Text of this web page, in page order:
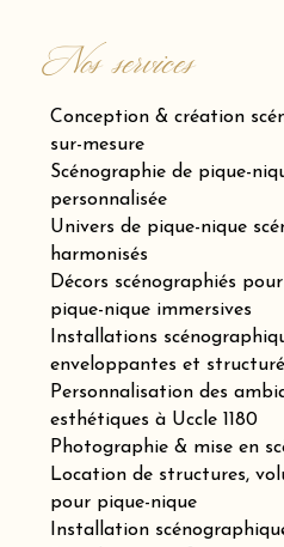
Nos services
Conception & création
sur-mesure
Scénographie de pique-
personnalisée
Univers de pique-nique
harmonisés
Décors scénographiés
pique-nique immersives
Installations
enveloppantes et
Personnalisation des
esthétiques à Uccle 1180
Photographie & mise en
Location de structures,
pour pique-nique
Installation